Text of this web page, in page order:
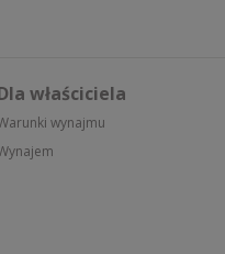
właściciela
wynajmu